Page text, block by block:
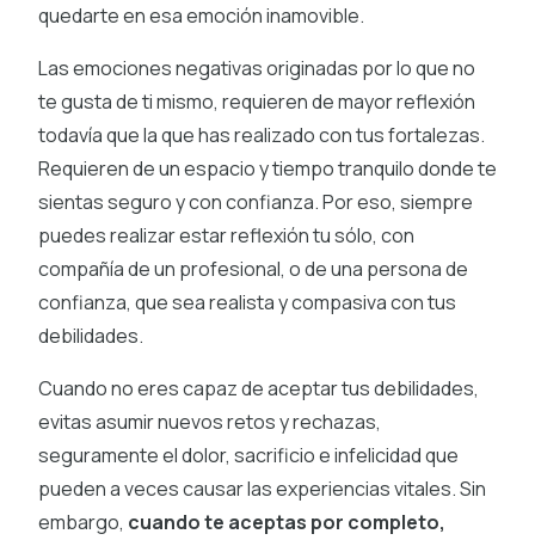
quedarte en esa emoción inamovible.
Las emociones negativas originadas por lo que no
te gusta de ti mismo, requieren de mayor reflexión
todavía que la que has realizado con tus fortalezas.
Requieren de un espacio y tiempo tranquilo donde te
sientas seguro y con confianza. Por eso, siempre
puedes realizar estar reflexión tu sólo, con
compañía de un profesional, o de una persona de
confianza, que sea realista y compasiva con tus
debilidades.
Cuando no eres capaz de aceptar tus debilidades,
evitas asumir nuevos retos y rechazas,
seguramente el dolor, sacrificio e infelicidad que
pueden a veces causar las experiencias vitales. Sin
embargo, cuando te aceptas por completo,